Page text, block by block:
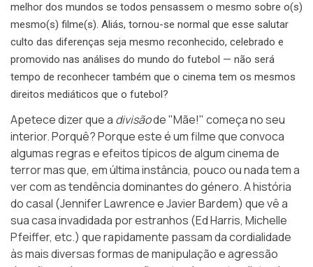
melhor dos mundos se todos pensassem o mesmo sobre o(s)
mesmo(s) filme(s). Aliás, tornou-se normal que esse salutar
culto das diferenças seja mesmo reconhecido, celebrado e
promovido nas análises do mundo do futebol — não será
tempo de reconhecer também que o cinema tem os mesmos
direitos mediáticos que o futebol?
Apetece dizer que a divisãode "Mãe!" começa no seu
interior. Porquê? Porque este é um filme que convoca
algumas regras e efeitos típicos de algum cinema de
terror mas que, em última instância, pouco ou nada tem a
ver com as tendência dominantes do género. A história
do casal (Jennifer Lawrence e Javier Bardem) que vê a
sua casa invadidada por estranhos (Ed Harris, Michelle
Pfeiffer, etc.) que rapidamente passam da cordialidade
às mais diversas formas de manipulação e agressão